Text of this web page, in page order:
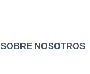
SOBRE NOSOTROS